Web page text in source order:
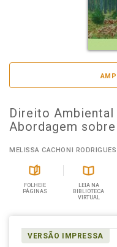
Direito
Abordagem
MELISSA CACHONI
FOLHEIE
PÁGINAS
LEIA NA
BIBLIOTECA
VIRTUAL
VERSÃO IMPRESSA